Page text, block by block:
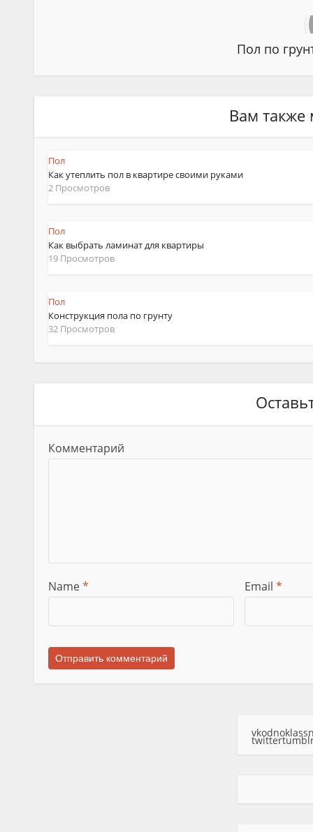
Пол по
Вам также
Пол
Как утеплить пол в квартире своими руками
2 Просмотров
Пол
Как выбрать ламинат для квартиры
19 Просмотров
Пол
Конструкция пола по грунту
32 Просмотров
Комментарий
Name* Email *
vk
twitter